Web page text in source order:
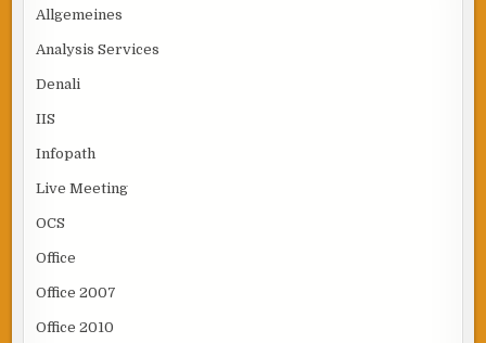
Allgemeines
Analysis Services
Denali
IIS
Infopath
Live Meeting
OCS
Office
Office 2007
Office 2010